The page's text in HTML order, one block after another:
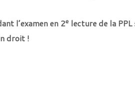
l’examen en 2e lecture de la
droit !